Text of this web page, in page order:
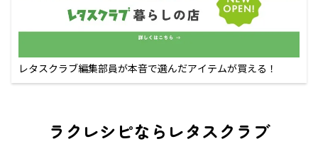
レタスクラブ編集部員が本音で選んだアイテムが買える！
ラクレシピならレタスクラブ